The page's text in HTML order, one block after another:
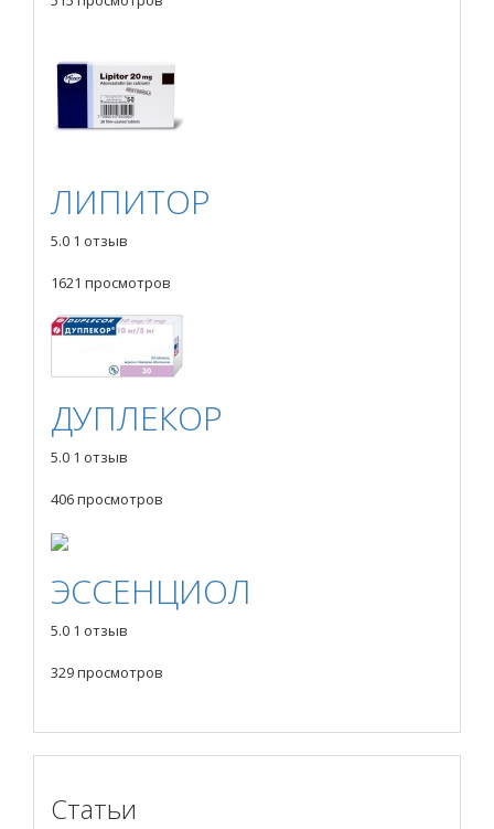
ЛИПИТОР
5.0 1 отзыв
1621 просмотров
ДУПЛЕКОР
5.0 1 отзыв
406 просмотров
ЭССЕНЦИОЛ
5.0 1 отзыв
329 просмотров
Статьи